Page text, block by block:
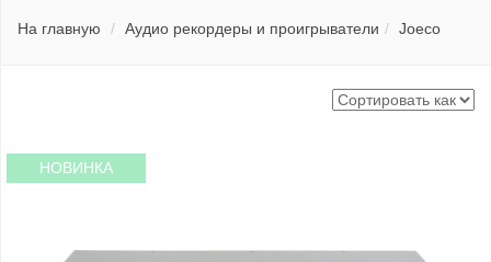
На главную Аудио рекордеры и проигрыватели Joeco
НОВИНКА